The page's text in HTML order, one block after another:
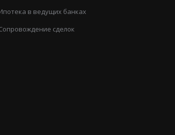
в ведущих банках
сделок